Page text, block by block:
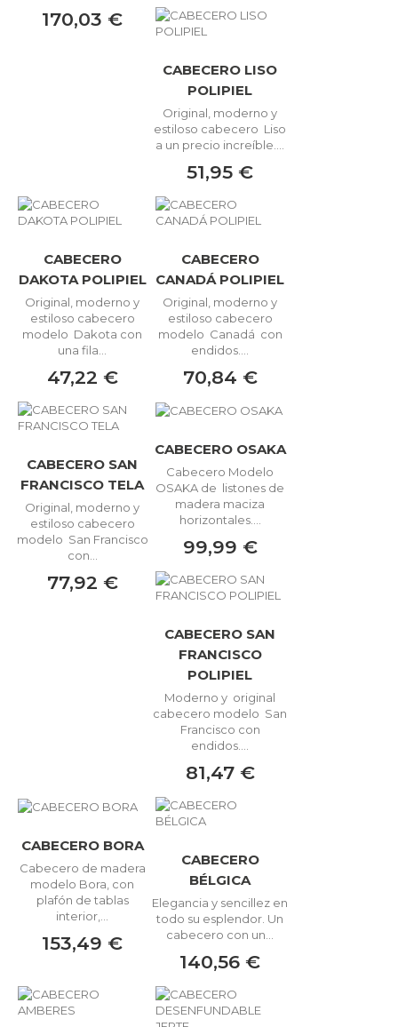
170,03 €
CABECERO LISO
POLIPIEL
Original, moderno y
estiloso cabecero Liso
a un precio increíble....
51,95 €
CABECERO
DAKOTA POLIPIEL
Original, moderno y
estiloso cabecero
modelo Dakota con
una fila...
47,22 €
CABECERO
CANADÁ POLIPIEL
Original, moderno y
estiloso cabecero
modelo Canadá con
endidos....
70,84 €
CABECERO SAN
FRANCISCO TELA
Original, moderno y
estiloso cabecero
modelo San Francisco
con...
77,92 €
CABECERO OSAKA
Cabecero Modelo
OSAKA de listones de
madera maciza
horizontales....
99,99 €
CABECERO SAN
FRANCISCO
POLIPIEL
Moderno y original
cabecero modelo San
Francisco con
endidos....
81,47 €
CABECERO BORA
Cabecero de madera
modelo Bora, con
plafón de tablas
interior,...
153,49 €
CABECERO
BÉLGICA
Elegancia y sencillez en
todo su esplendor. Un
cabecero con un...
140,56 €